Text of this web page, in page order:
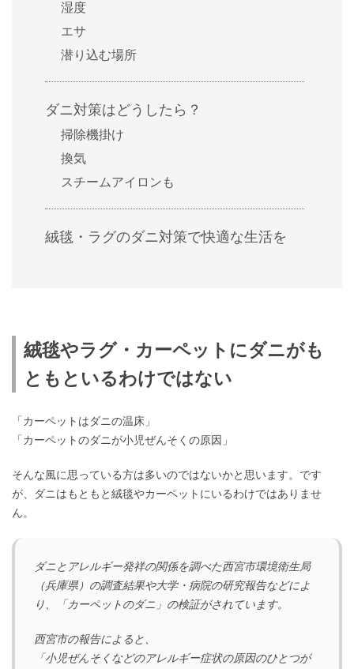
湿度
エサ
潜り込む場所
ダニ対策はどうしたら？
掃除機掛け
換気
スチームアイロンも
絨毯・ラグのダニ対策で快適な生活を
絨毯やラグ・カーペットにダニがも
ともといるわけではない
「カーペットはダニの温床」
「カーペットのダニが小児ぜんそくの原因」
そんな風に思っている方は多いのではないかと思います。です
が、ダニはもともと絨毯やカーペットにいるわけではありませ
ん。
ダニとアレルギー発祥の関係を調べた西宮市環境衛生局
（兵庫県）の調査結果や大学・病院の研究報告などによ
り、「カーペットのダニ」の検証がされています。
西宮市の報告によると、
「小児ぜんそくなどのアレルギー症状の原因のひとつが